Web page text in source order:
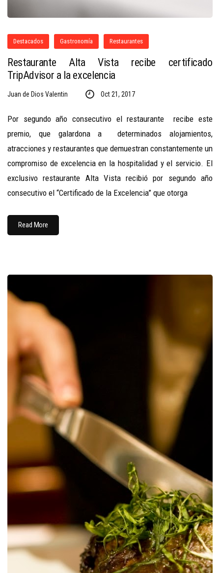
Destacados Gastronomía Restaurantes
Restaurante Alta Vista recibe certificado
TripAdvisor a la excelencia
Juan de Dios Valentin Oct 21, 2017
Por segundo año consecutivo el restaurante recibe este
premio, que galardona a determinados alojamientos,
atracciones y restaurantes que demuestran constantemente un
compromiso de excelencia en la hospitalidad y el servicio. El
exclusivo restaurante Alta Vista recibió por segundo año
consecutivo el “Certificado de la Excelencia” que otorga
Read More